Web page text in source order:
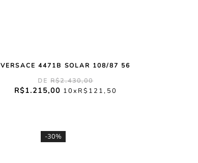
VERSACE 4471B SOLAR 108/87 56
R$2.430,00
R$1.215,00 10 R$ 121, 50
-30%